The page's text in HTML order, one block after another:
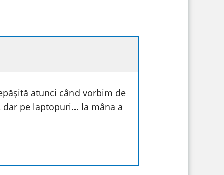
atunci când vorbim de
dar pe laptopuri… la mâna a